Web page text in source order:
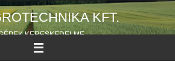
KFT.
KERESKEDELME